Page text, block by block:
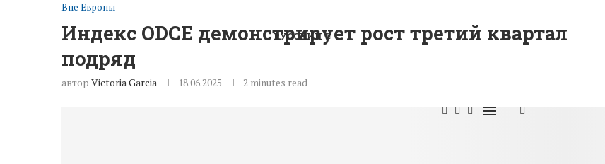
РУССКИЙ
Вне Европы
Индекс ODCE демонстрирует рост третий квартал
подряд
автор Victoria Garcia 18.06.2025 2 minutes read